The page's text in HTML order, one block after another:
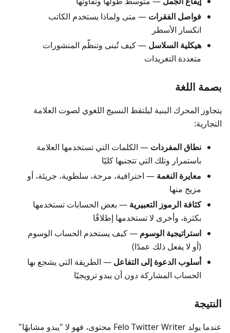
فواصل الفقرات — متى ولماذا يستخدم الكاتب
انكسار الأسطر
هيكلية السلاسل — كيف تُبنى وتنظّم المنشورات
متعددة التغريدات
بصمة اللغة
يتجاوز المحرك البنية ليلتقط النسيج اللغوي لصوت العلامة
التجارية:
نطاق المفردات — الكلمات التي تستخدمها العلامة
باستمرار وتلك التي تتجنبها كليًا
معايرة النغمة — احترافية، مرحة، سلطوية، جريئة، أو
مزيج منها
كثافة الرموز التعبيرية — بعض الحسابات تستخدمها
بكثرة، وأخرى لا تستخدمها إطلاقًا
استراتيجية الوسوم — كيف يستخدم الحساب الوسوم
(أو لا يفعل ذلك عمدًا)
أسلوب الدعوة إلى التفاعل — الطريقة التي يشجع بها
الحساب المشاركة دون أن يبدو ترويجيًا
النتيجة
عندما يولد Felo Twitter Writer محتوى، فهو لا "يبدو مشابهًا"